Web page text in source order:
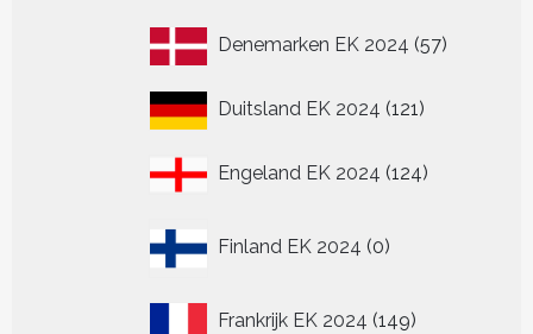
Denemarken EK 2024 5757
Duitsland EK 2024 121121
Engeland EK 2024 124124
Finland EK 2024 0
producten
Frankrijk EK 2024 149149